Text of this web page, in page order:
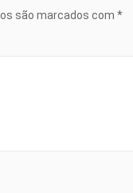
são marcados com *